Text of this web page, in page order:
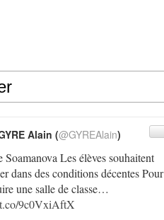
Soamanova Les élèves souhaitent
dans des conditions décentes Pour
une salle de classe…
9c0VxiAftX
Alain (@GYREAlain)